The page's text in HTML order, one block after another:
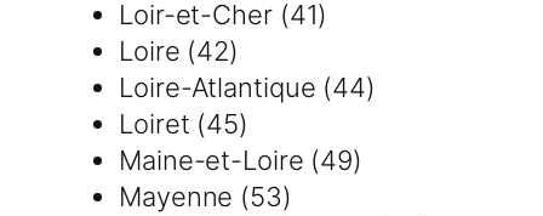
Loir-et-Cher (41)
Loire (42)
Loire-Atlantique (44)
Loiret (45)
Maine-et-Loire (49)
Mayenne (53)